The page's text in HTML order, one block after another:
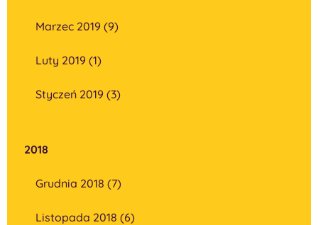
Marzec 2019 (9)
Luty 2019 (1)
Styczeń 2019 (3)
2018
Grudnia 2018 (7)
Listopada 2018 (6)